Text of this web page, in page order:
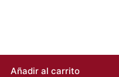
Añadir al carrito